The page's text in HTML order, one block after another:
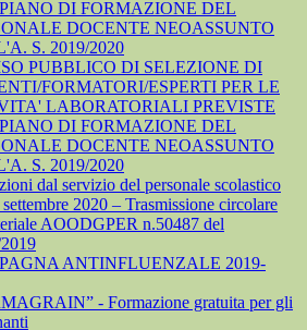
DI FORMAZIONE DEL
DOCENTE NEOASSUNTO
S. 2019/2020
PUBBLICO DI SELEZIONE DI
FORMATORI/ESPERTI PER LE
LABORATORIALI PREVISTE
DI FORMAZIONE DEL
DOCENTE NEOASSUNTO
S. 2019/2020
dal servizio del personale scolastico
settembre 2020 – Trasmissione circolare
AOODGPER n.50487 del
ANTINFLUENZALE 2019-
- Formazione gratuita per gli